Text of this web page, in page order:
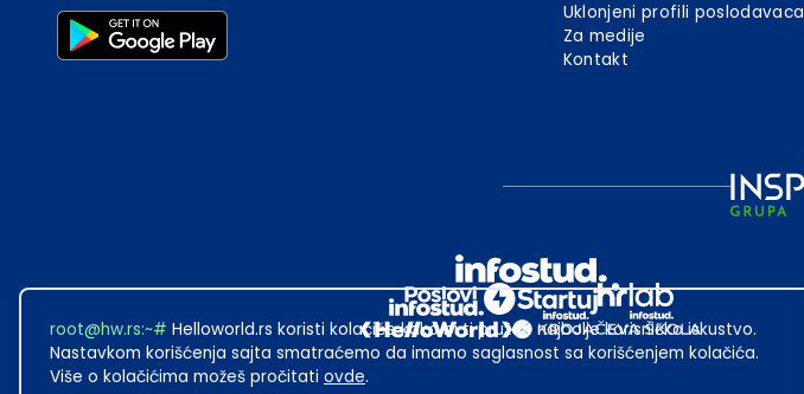
Uklonjeni profili poslodavaca
Za medije
Kontakt
root@hw.rs:~# Helloworld.rs koristi kolačiće kako bi ti pružao najbolje korisničko iskustvo.
Nastavkom korišćenja sajta smatraćemo da imamo saglasnost sa korišćenjem kolačića.
Više o kolačićima možeš pročitati ovde.